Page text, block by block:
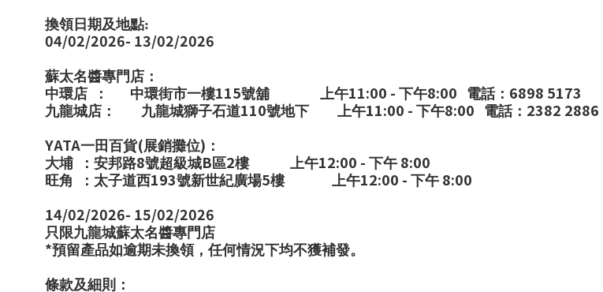
換領日期及地點:
04/02/2026- 13/02/2026
蘇太名醬專門店：
中環店
： 中環街市一樓115號舖 上午11:00 - 下午8:00 電話： 6898 5173
九龍城店： 九龍城獅子石道110號地下 上午11:00 - 下午8:00 電話： 2382 2886
YATA一田百貨(展銷攤位) ：
大埔
：安邦路8號超級城B 區2樓 上午12:00 - 下午 8:00
旺角 ：太子道西193號新世紀廣場5樓 上午12:00 - 下午 8:00
14/02/2026- 15/02/2026
只限九龍城蘇太名醬專門店
*預留產品如逾期未換領，任何情況下均不獲補發。
條款及細則：